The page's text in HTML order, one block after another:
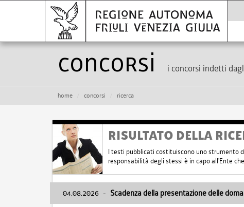
Concorsi i concorsi indetti
home concorsi ricerca
RISULTATO DELLA
I testi pubblicati costituiscono uno strumento
responsabilità degli stessi è in capo all'Ente
04.08.2026 - Scadenza della presentazione delle